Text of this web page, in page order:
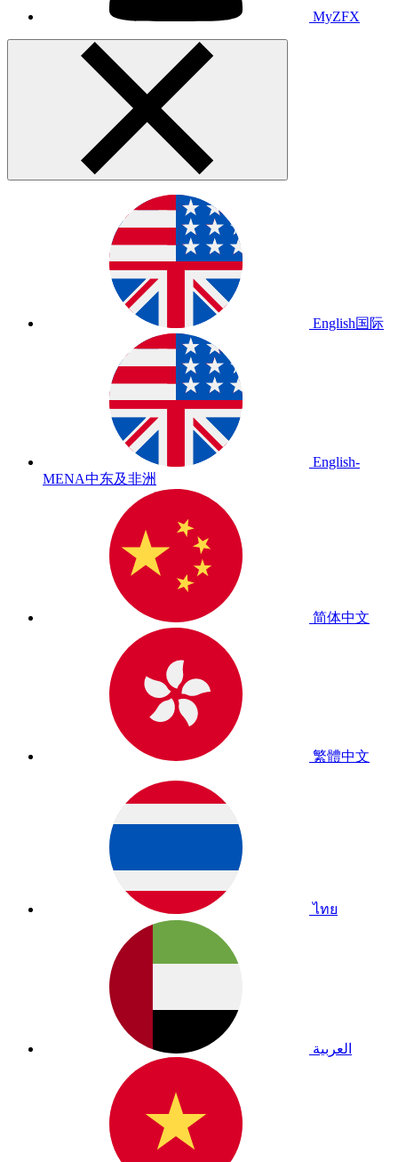
MyZFX
English国际
English-
MENA中东及非洲
简体中文
繁體中文
ไทย
العربية